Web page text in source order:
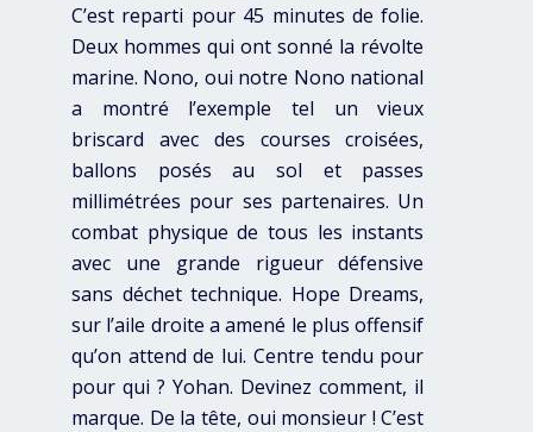
C’est reparti pour 45 minutes de folie.
Deux hommes qui ont sonné la révolte
marine. Nono, oui notre Nono national
a montré l’exemple tel un vieux
briscard avec des courses croisées,
ballons posés au sol et passes
millimétrées pour ses partenaires. Un
combat physique de tous les instants
avec une grande rigueur défensive
sans déchet technique. Hope Dreams,
sur l’aile droite a amené le plus offensif
qu’on attend de lui. Centre tendu pour
pour qui ? Yohan. Devinez comment, il
marque. De la tête, oui monsieur ! C’est